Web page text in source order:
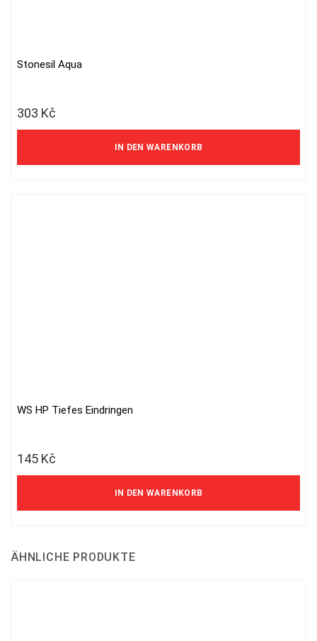
Stonesil Aqua
303 Kč
IN DEN WARENKORB
WS HP Tiefes Eindringen
145 Kč
IN DEN WARENKORB
ÄHNLICHE PRODUKTE